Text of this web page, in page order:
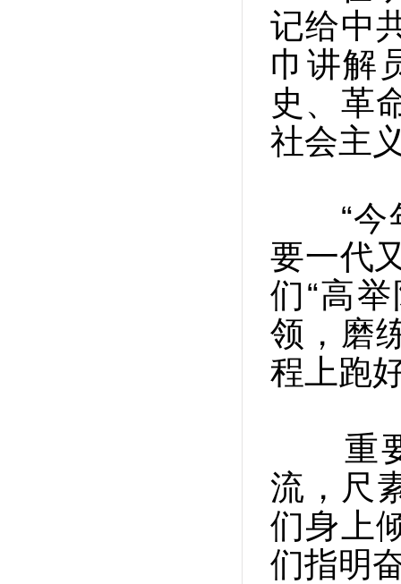
记给中
巾讲解
史、革
社会主
“今年
要一代
们“高
领，磨
程上跑
重要
流，尺
们身上
们指明